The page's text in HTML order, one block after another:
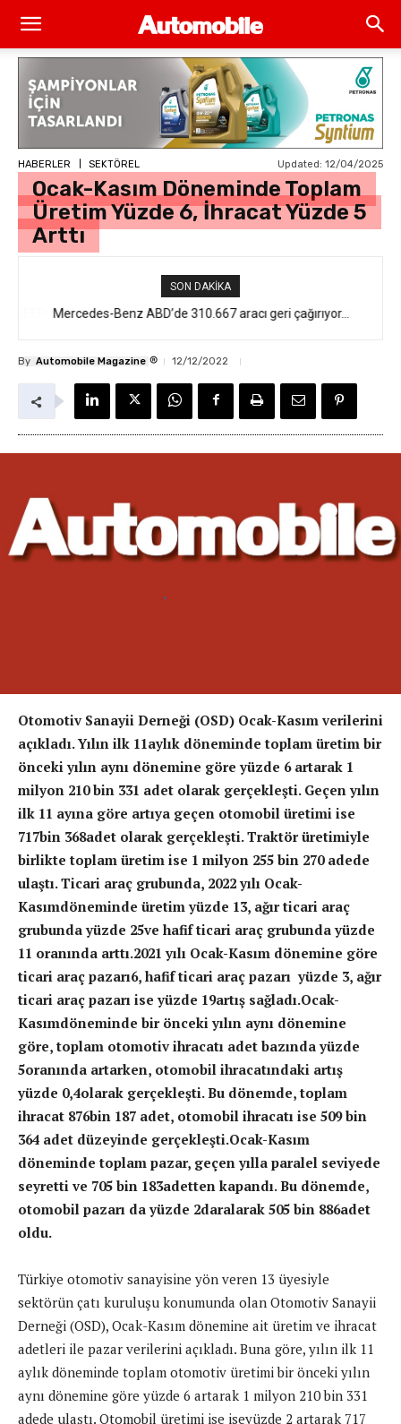
HABERLER SEKTÖREL Updated: 12/04/2025
Ocak-Kasım Döneminde Toplam
Üretim Yüzde 6, İhracat Yüzde 5
Arttı
SON DAKIKA
Mercedes-Benz ABD’de 310.667 aracı geri çağırıyor…
By Automobile Magazine ® 12/12/2022
Otomotiv Sanayii Derneği (OSD) Ocak-Kasım verilerini
açıkladı. Yılın ilk 11aylık döneminde toplam üretim bir
önceki yılın aynı dönemine göre yüzde 6 artarak 1
milyon 210 bin 331 adet olarak gerçekleşti. Geçen yılın
ilk 11 ayına göre artıya geçen otomobil üretimi ise
717bin 368adet olarak gerçekleşti. Traktör üretimiyle
birlikte toplam üretim ise 1 milyon 255 bin 270 adede
ulaştı. Ticari araç grubunda, 2022 yılı Ocak-
Kasımdöneminde üretim yüzde 13, ağır ticari araç
grubunda yüzde 25ve hafif ticari araç grubunda yüzde
11 oranında arttı.2021 yılı Ocak-Kasım dönemine göre
ticari araç pazarı6, hafif ticari araç pazarı yüzde 3, ağır
ticari araç pazarı ise yüzde 19artış sağladı.Ocak-
Kasımdöneminde bir önceki yılın aynı dönemine
göre, toplam otomotiv ihracatı adet bazında yüzde
5oranında artarken, otomobil ihracatındaki artış
yüzde 0,4olarak gerçekleşti. Bu dönemde, toplam
ihracat 876bin 187 adet, otomobil ihracatı ise 509 bin
364 adet düzeyinde gerçekleşti.Ocak-Kasım
döneminde toplam pazar, geçen yılla paralel seviyede
seyretti ve 705 bin 183adetten kapandı. Bu dönemde,
otomobil pazarı da yüzde 2daralarak 505 bin 886adet
oldu.
Türkiye otomotiv sanayisine yön veren 13 üyesiyle
sektörün çatı kuruluşu konumunda olan Otomotiv Sanayii
Derneği (OSD), Ocak-Kasım dönemine ait üretim ve ihracat
adetleri ile pazar verilerini açıkladı. Buna göre, yılın ilk 11
aylık döneminde toplam otomotiv üretimi bir önceki yılın
aynı dönemine göre yüzde 6 artarak 1 milyon 210 bin 331
adede ulaştı. Otomobil üretimi ise iseyüzde 2 artarak 717